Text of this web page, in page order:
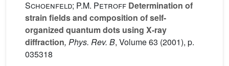
Schoenfeld; P.M. Petroff Determination of
strain fields and composition of self-
organized quantum dots using X-ray
diffraction, Phys. Rev. B, Volume 63 (2001), p.
035318